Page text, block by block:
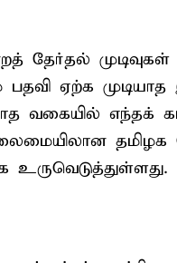
தேர்தல்
ஏற்க முடியாத
வகையில் எந்தக்
உருவெடுத்துள்ளது.